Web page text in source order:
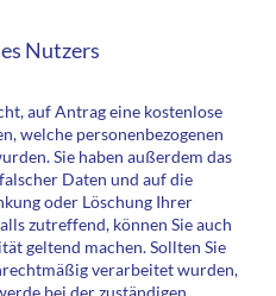
Nutzers
auf Antrag eine kostenlose
welche personenbezogenen
Sie haben außerdem das
Daten und auf die
oder Löschung Ihrer
zutreffend, können Sie auch
geltend machen. Sollten Sie
verarbeitet wurden,
bei der zuständigen